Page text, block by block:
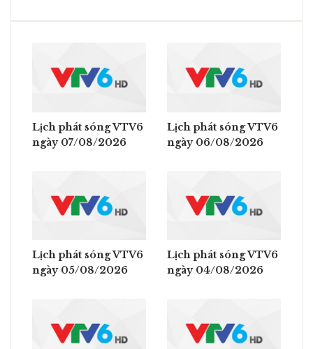
Lịch phát sóng VTV6
ngày 07/08/2026
Lịch phát sóng VTV6
ngày 06/08/2026
Lịch phát sóng VTV6
ngày 05/08/2026
Lịch phát sóng VTV6
ngày 04/08/2026